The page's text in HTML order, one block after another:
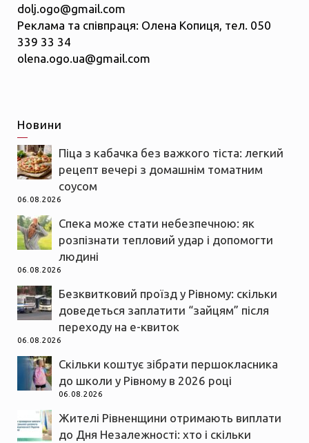
dolj.ogo@gmail.com
Реклама та співпраця: Олена Копиця, тел. 050
339 33 34
olena.ogo.ua@gmail.com
Новини
Піца з кабачка без важкого тіста: легкий
рецепт вечері з домашнім томатним
соусом
06.08.2026
Спека може стати небезпечною: як
розпізнати тепловий удар і допомогти
людині
06.08.2026
Безквитковий проїзд у Рівному: скільки
доведеться заплатити “зайцям” після
переходу на е-квиток
06.08.2026
Скільки коштує зібрати першокласника
до школи у Рівному в 2026 році
06.08.2026
Жителі Рівненщини отримають виплати
до Дня Незалежності: хто і скільки